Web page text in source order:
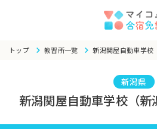
トップ 教習所一覧 新潟関屋自動車学校
新潟県
新潟関屋自動車学校（